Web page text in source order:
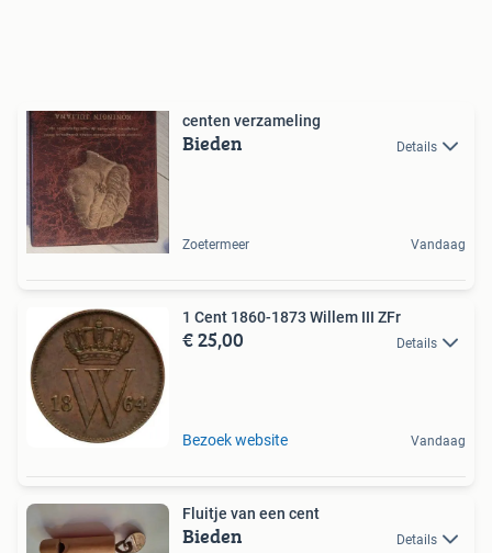
centen verzameling
Bieden Details
Zoetermeer Vandaag
1 Cent 1860-1873 Willem III ZFr
€ 25,00 Details
Bezoek website Vandaag
Fluitje van een cent
Bieden Details